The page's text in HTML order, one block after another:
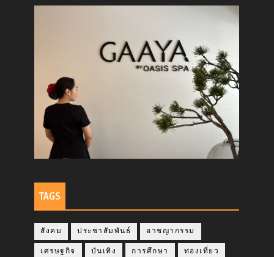
TAGS
สังคม ประชาสัมพันธ์ อาชญากรรม
เศรษฐกิจ บันเทิง การศึกษา ท่องเที่ยว